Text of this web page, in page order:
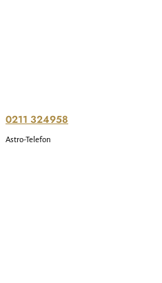
0211 324958
Astro-Telefon